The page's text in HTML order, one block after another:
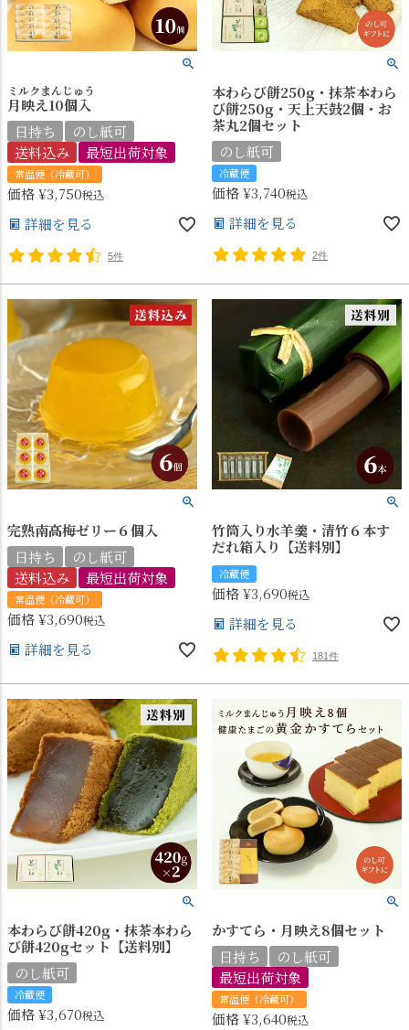
ミルクまんじゅう
月映え10個入
日持ち
のし紙可
送料込み
最短出荷対象
常温便（冷蔵可）
価格¥3,750税込
詳細を見る
5件
本わらび餅250g・抹茶本わら
び餅250g・天上天鼓2個・お
茶丸2個セット
のし紙可
冷蔵便
価格¥3,740税込
詳細を見る
2件
完熟南高梅ゼリー６個入
日持ち
のし紙可
送料込み
最短出荷対象
常温便（冷蔵可）
価格¥3,690税込
詳細を見る
竹筒入り水羊羹・清竹６本す
だれ箱入り【送料別】
冷蔵便
価格¥3,690税込
詳細を見る
181件
本わらび餅420g・抹茶本わら
び餅420gセット【送料別】
のし紙可
冷蔵便
価格¥3,670税込
かすてら・月映え8個セット
日持ち
のし紙可
最短出荷対象
常温便（冷蔵可）
価格¥3,640税込